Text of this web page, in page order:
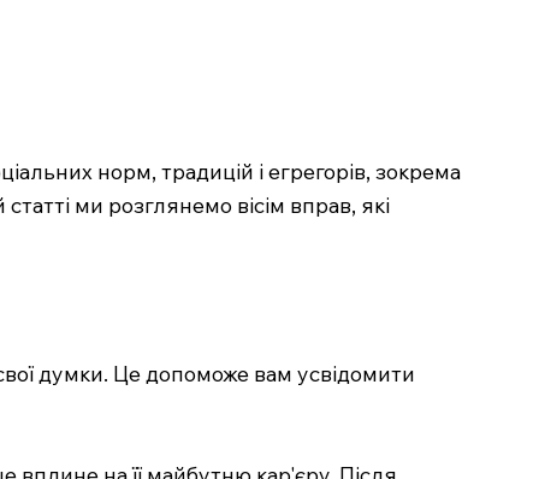
норм, традицій і егрегорів, зокрема
ми розглянемо вісім вправ, які
думки. Це допоможе вам усвідомити